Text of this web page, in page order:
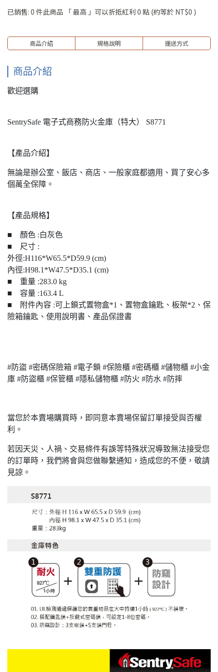
已銷售: 0 件此商品 「 最高 」可以折抵紅利 0 點 (約等於 NT$0 )
商品介紹 規格說明 運送方式
商品介紹
歡迎選購
SentrySafe 電子式商務防火金庫（特大） S8771
【產品介紹】
無論是辦公室、飯店、商店、一般家庭都適用、買了安心多
個萬全保障。
【產品規格】
■ 顏色 :白灰色
■ 尺寸 :
外徑:H116*W65.5*D59.9 (cm)
內徑:H98.1*W47.5*D35.1 (cm)
■ 重量 :283.0 kg
■ 容量 :163.4 L
■ 附件內容 :可上鎖式置物盒*1、置物盒鑰匙、板架*2、保
險箱鑰匙、使用說明書、產品保證書
#防盜 #密碼保險箱 #電子鎖 #保險櫃 #密碼櫃 #儲物櫃 #小金
庫 #防盜櫃 #保管櫃 #隱私儲物櫃 #防火 #防水 #防摔
當您於本賣場購買時，即同意本賣場保留訂單接受與否權
利。
若因天災、人禍、交易條件有誤等特殊狀況導致無法接受您
的訂單時，我們將會與您做聯繫通知，造成您的不便，敬請
見諒。